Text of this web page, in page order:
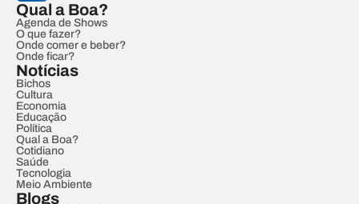
Qual a Boa?
Agenda de Shows
O que fazer?
Onde comer e beber?
Onde ficar?
Notícias
Bichos
Cultura
Economia
Educação
Política
Qual a Boa?
Cotidiano
Saúde
Tecnologia
Meio Ambiente
Blogs